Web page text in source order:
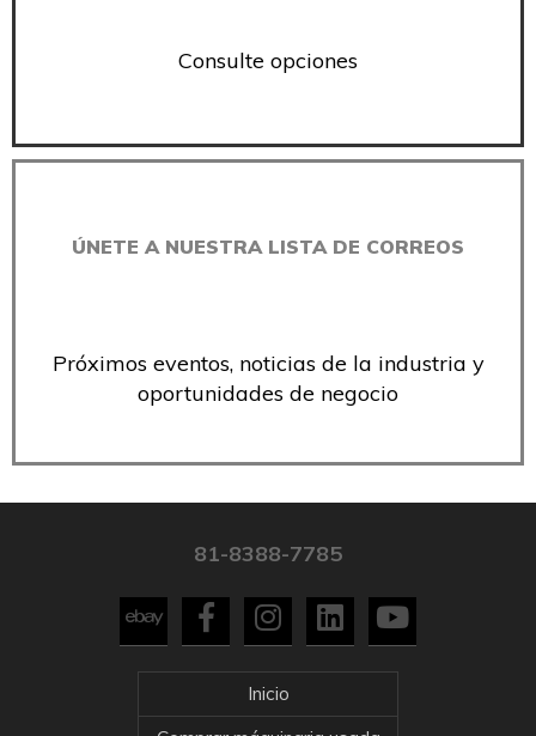
Consulte opciones
ÚNETE A NUESTRA LISTA DE CORREOS
Próximos eventos, noticias de la industria y
oportunidades de negocio
81-8388-7785
Inicio